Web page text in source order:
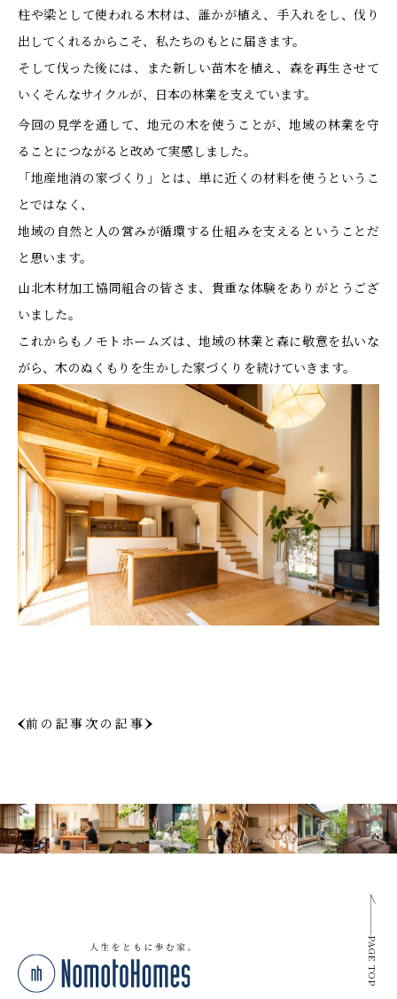
柱や梁として使われる木材は、誰かが植え、手入れをし、伐り
出してくれるからこそ、私たちのもとに届きます。
そして伐った後には、また新しい苗木を植え、森を再生させて
いく――そんなサイクルが、日本の林業を支えています。
今回の見学を通して、地元の木を使うことが、地域の林業を守
ることにつながると改めて実感しました。
「地産地消の家づくり」とは、単に近くの材料を使うというこ
とではなく、
地域の自然と人の営みが循環する仕組みを支えるということだ
と思います。
山北木材加工協同組合の皆さま、貴重な体験をありがとうござ
いました。
これからもノモトホームズは、地域の林業と森に敬意を払いな
がら、木のぬくもりを生かした家づくりを続けていきます。
前の記事次の記事
PAGE TOP